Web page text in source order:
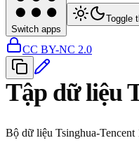
Switch apps
Toggle
CC BY-NC 2.0
Tập dữ liệu
Bộ dữ liệu Tsinghua-